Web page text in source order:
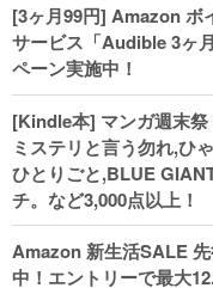
[3ヶ月99円] Amazon ボ
サービス「Audible 3ヶ
ペーン実施中！
[Kindle本] マンガ週末祭
ミステリと言う勿れ,ひ
ひとりごと,BLUE
チ。など3,000点以上！
Amazon 新生活SALE
中！エントリーで最大